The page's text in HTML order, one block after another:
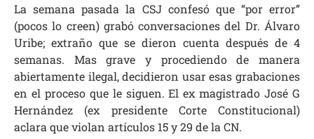
La semana pasada la CSJ confesó que “por error”
(pocos lo creen) grabó conversaciones del Dr. Álvaro
Uribe; extraño que se dieron cuenta después de 4
semanas. Mas grave y procediendo de manera
abiertamente ilegal, decidieron usar esas grabaciones
en el proceso que le siguen. El ex magistrado José G
Hernández (ex presidente Corte Constitucional)
aclara que violan artículos 15 y 29 de la CN.